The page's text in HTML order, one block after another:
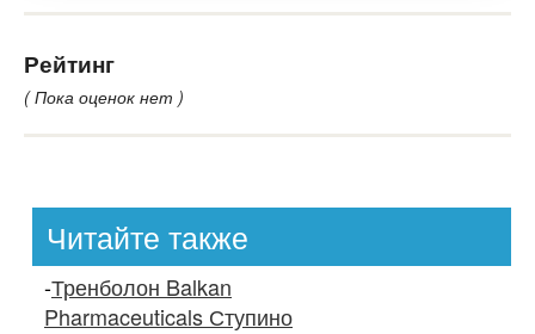
Рейтинг
( Пока оценок нет )
Читайте также
-Тренболон Balkan
Pharmaceuticals Ступино